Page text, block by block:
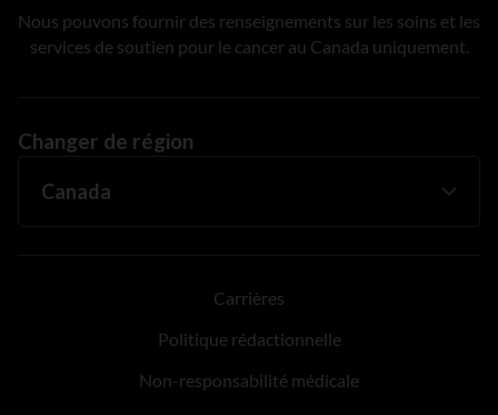
Nous pouvons fournir des renseignements sur les soins et les
services de soutien pour le cancer au Canada uniquement.
Changer de région
Carrières
Politique rédactionnelle
Non-responsabilité médicale